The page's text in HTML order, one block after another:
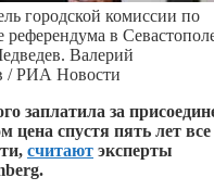
городской комиссии по
референдума в
Валерий
/ РИА Новости
заплатила за
цена спустя пять лет
считают эксперты